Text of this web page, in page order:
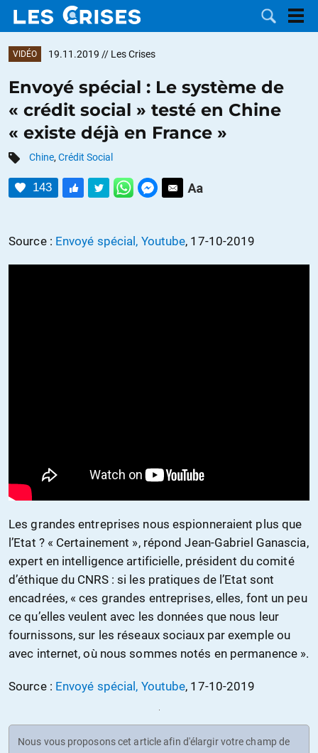
DOSSIERS
CATÉGORIES
MOTS CLÉS
CONTACTER
FAIRE UN
VIDÉO 19.11.2019 // Les Crises
Envoyé spécial : Le système de
« crédit social » testé en Chine
« existe déjà en France »
Chine, Crédit Social
143
Source : Envoyé spécial, Youtube, 17-10-2019
Les grandes entreprises nous espionneraient plus que
l’Etat ? « Certainement », répond Jean-Gabriel Ganascia,
expert en intelligence artificielle, président du comité
d’éthique du CNRS : si les pratiques de l’Etat sont
encadrées, « ces grandes entreprises, elles, font un peu
ce qu’elles veulent avec les données que nous leur
fournissons, sur les réseaux sociaux par exemple ou
avec internet, où nous sommes notés en permanence ».
Source : Envoyé spécial, Youtube, 17-10-2019
Nous vous proposons cet article afin d'élargir votre champ de